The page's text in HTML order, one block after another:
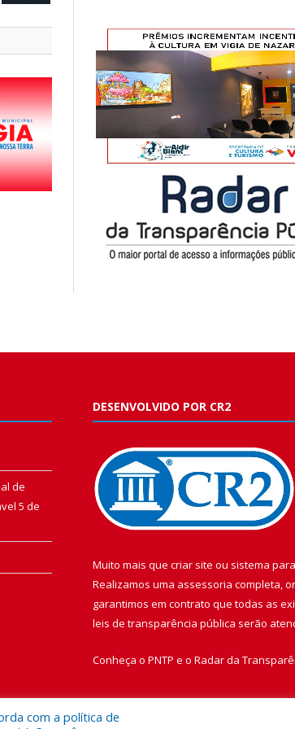
de
5 de
DESENVOLVIDO POR CR2
Muito mais que criar site ou sistema
Realizamos uma assessoria completa,
garantimos em contrato que todas as
leis de transparência pública serão
Conheça o PNTP e o Radar da
com a política de